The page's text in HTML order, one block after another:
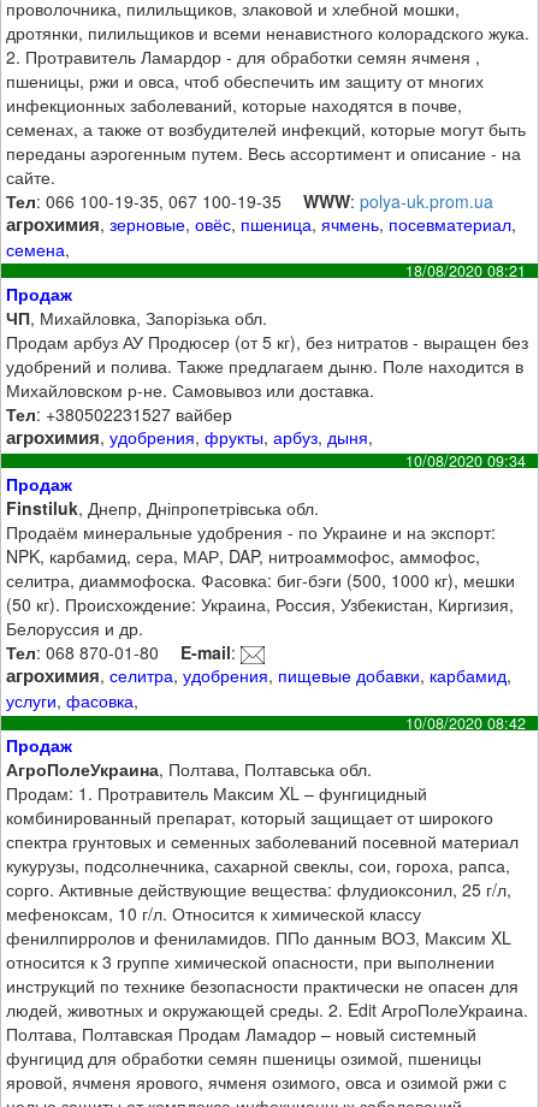
проволочника, пилильщиков, злаковой и хлебной мошки,
дротянки, пилильщиков и всеми ненавистного колорадского жука.
2. Протравитель Ламардор - для обработки семян ячменя ,
пшеницы, ржи и овса, чтоб обеспечить им защиту от многих
инфекционных заболеваний, которые находятся в почве,
семенах, а также от возбудителей инфекций, которые могут быть
переданы аэрогенным путем. Весь ассортимент и описание - на
сайте.
Тел: 066 100-19-35, 067 100-19-35 WWW:polya-uk.prom.ua
агрохимия,зерновые,овёс, пшеница,ячмень, посевматериал,
семена,
18/08/2020 08:21
Продаж
ЧП, Михайловка, Запорізька обл.
Продам арбуз АУ Продюсер (от 5 кг), без нитратов - выращен без
удобрений и полива. Также предлагаем дыню. Поле находится в
Михайловском р-не. Самовывоз или доставка.
Тел: +380502231527 вайбер
агрохимия,удобрения,фрукты,арбуз,дыня,
10/08/2020 09:34
Продаж
Finstiluk, Днепр, Дніпропетрівська обл.
Продаём минеральные удобрения - по Украине и на экспорт:
NPK, карбамид, сера, МАР, DAP, нитроаммофос, аммофос,
селитра, диаммофоска. Фасовка: биг-бэги (500, 1000 кг), мешки
(50 кг). Происхождение: Украина, Россия, Узбекистан, Киргизия,
Белоруссия и др.
Тел: 068 870-01-80 E-mail:
агрохимия,селитра,удобрения, пищевые добавки, карбамид,
услуги,фасовка,
10/08/2020 08:42
Продаж
АгроПолеУкраина, Полтава, Полтавська обл.
Продам: 1. Протравитель Максим XL – фунгицидный
комбинированный препарат, который защищает от широкого
спектра грунтовых и семенных заболеваний посевной материал
кукурузы, подсолнечника, сахарной свеклы, сои, гороха, рапса,
сорго. Активные действующие вещества: флудиоксонил, 25 г/л,
мефеноксам, 10 г/л. Относится к химической классу
фенилпирролов и фениламидов. ППо данным ВОЗ, Максим XL
относится к 3 группе химической опасности, при выполнении
инструкций по технике безопасности практически не опасен для
людей, животных и окружающей среды. 2. Edit АгроПолеУкраина.
Полтава, Полтавская Продам Ламадор – новый системный
фунгицид для обработки семян пшеницы озимой, пшеницы
яровой, ячменя ярового, ячменя озимого, овса и озимой ржи с